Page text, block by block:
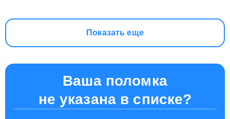
Показать еще
Ваша поломка
не указана в списке?